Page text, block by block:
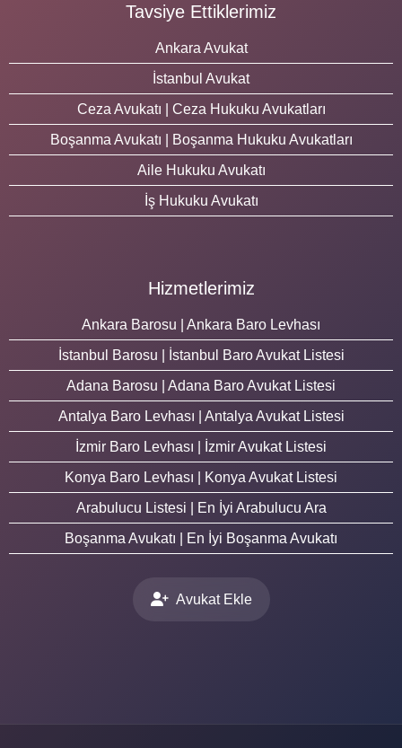
Tavsiye Ettiklerimiz
Ankara Avukat
İstanbul Avukat
Ceza Avukatı | Ceza Hukuku Avukatları
Boşanma Avukatı | Boşanma Hukuku Avukatları
Aile Hukuku Avukatı
İş Hukuku Avukatı
Hizmetlerimiz
Ankara Barosu | Ankara Baro Levhası
İstanbul Barosu | İstanbul Baro Avukat Listesi
Adana Barosu | Adana Baro Avukat Listesi
Antalya Baro Levhası | Antalya Avukat Listesi
İzmir Baro Levhası | İzmir Avukat Listesi
Konya Baro Levhası | Konya Avukat Listesi
Arabulucu Listesi | En İyi Arabulucu Ara
Boşanma Avukatı | En İyi Boşanma Avukatı
Avukat Ekle